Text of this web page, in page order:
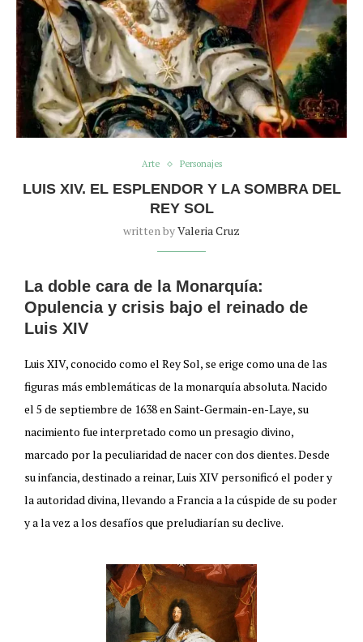
Arte Personajes
LUIS XIV. EL ESPLENDOR Y LA SOMBRA DEL
REY SOL
written byValeria Cruz
La doble cara de la Monarquía:
Opulencia y crisis bajo el reinado de
Luis XIV
Luis XIV, conocido como el Rey Sol, se erige como una de las
figuras más emblemáticas de la monarquía absoluta. Nacido
el 5 de septiembre de 1638 en Saint-Germain-en-Laye, su
nacimiento fue interpretado como un presagio divino,
marcado por la peculiaridad de nacer con dos dientes. Desde
su infancia, destinado a reinar, Luis XIV personificó el poder y
la autoridad divina, llevando a Francia a la cúspide de su poder
y a la vez a los desafíos que preludiarían su declive.